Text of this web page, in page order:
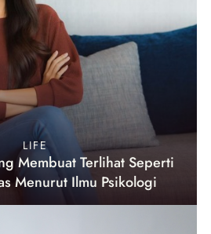
LIFE
Membuat Terlihat Seperti
Menurut Ilmu Psikologi